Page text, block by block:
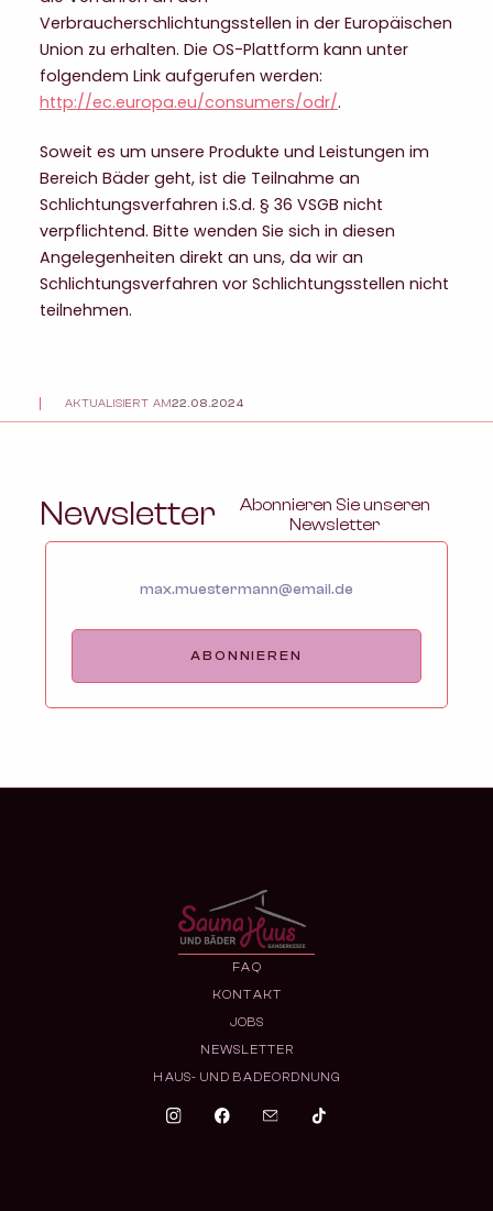
Verbraucherschlichtungsstellen in der Europäischen
Union zu erhalten. Die OS-Plattform kann unter
folgendem Link aufgerufen werden:
http://ec.europa.eu/consumers/odr/.
Soweit es um unsere Produkte und Leistungen im
Bereich Bäder geht, ist die Teilnahme an
Schlichtungsverfahren i.S.d. § 36 VSGB nicht
verpflichtend. Bitte wenden Sie sich in diesen
Angelegenheiten direkt an uns, da wir an
Schlichtungsverfahren vor Schlichtungsstellen nicht
teilnehmen.
AKTUALISIERT AM22.08.2024
Newsletter
Abonnieren Sie unseren
Newsletter
FAQ
KONTAKT
JOBS
NEWSLETTER
HAUS- UND BADEORDNUNG